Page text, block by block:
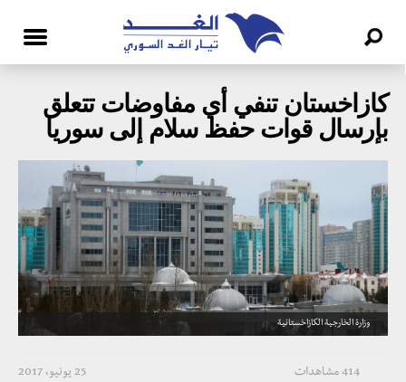
كازاخستان تنفي أي مفاوضات تتعلق
بإرسال قوات حفظ سلام إلى سوريا
وزارة الخارجية الكازاخستانية
25 يونيو، 2017 414 مشاهدات